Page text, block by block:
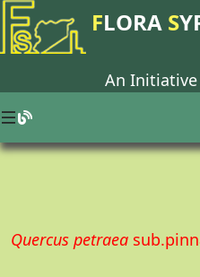
FLORA S
An Initiative
Quercus petraea